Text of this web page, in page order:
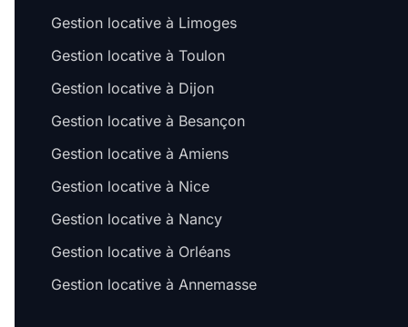
Gestion locative à Limoges
Gestion locative à Toulon
Gestion locative à Dijon
Gestion locative à Besançon
Gestion locative à Amiens
Gestion locative à Nice
Gestion locative à Nancy
Gestion locative à Orléans
Gestion locative à Annemasse